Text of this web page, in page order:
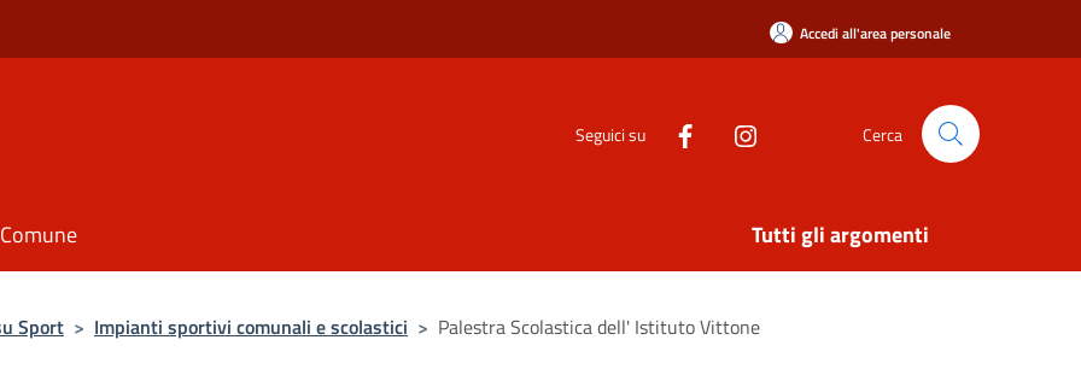
Accedi all'area personale
Seguici su Cerca
Tutti gli argomenti
Sport > Impianti sportivi comunali e scolastici > Palestra Scolastica dell' Istituto Vittone